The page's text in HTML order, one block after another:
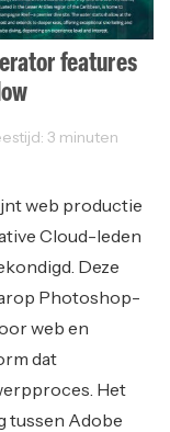
features
3 minuten
web productie
Cloud-leden
Deze
Photoshop-
web en
dat
Het
tussen Adobe